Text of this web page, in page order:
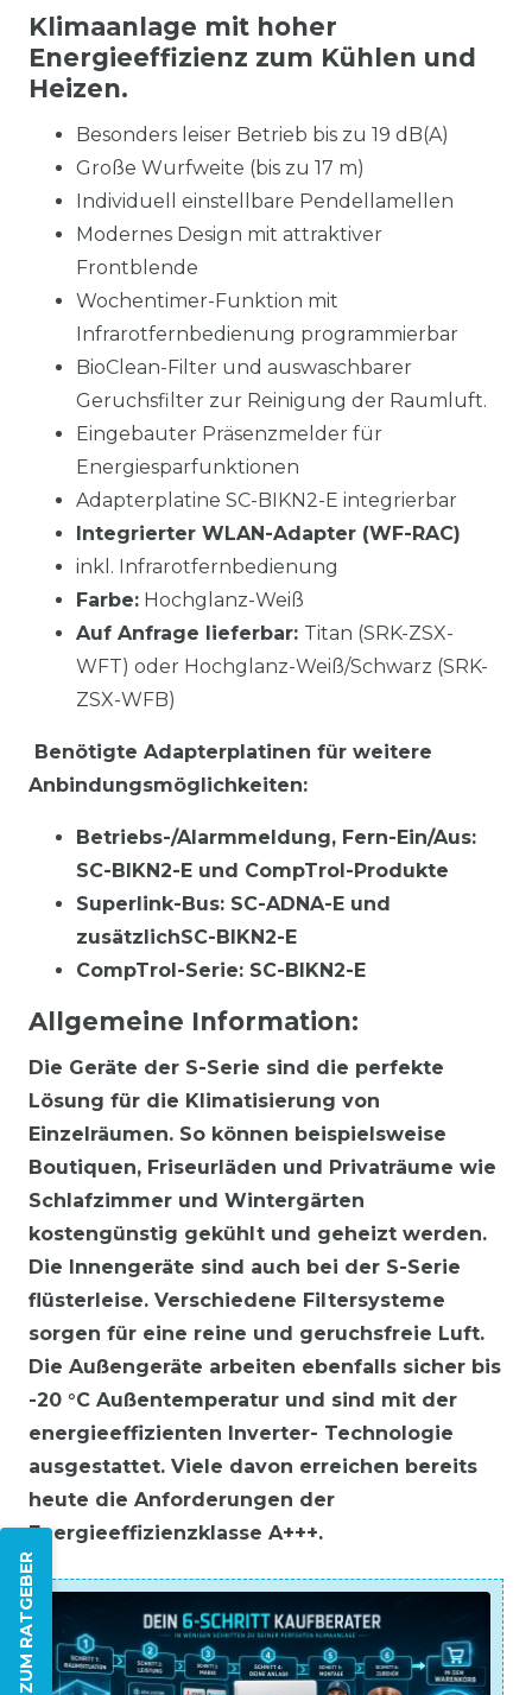
ZUM RATGEBER
Klimaanlage mit hoher
Energieeffizienz zum Kühlen und
Heizen.
Besonders leiser Betrieb bis zu 19 dB(A)
Große Wurfweite (bis zu 17 m)
Individuell einstellbare Pendellamellen
Modernes Design mit attraktiver
Frontblende
Wochentimer-Funktion mit
Infrarotfernbedienung programmierbar
BioClean-Filter und auswaschbarer
Geruchsfilter zur Reinigung der Raumluft.
Eingebauter Präsenzmelder für
Energiesparfunktionen
Adapterplatine SC-BIKN2-E integrierbar
Integrierter WLAN-Adapter (WF-RAC)
inkl. Infrarotfernbedienung
Farbe: Hochglanz-Weiß
Auf Anfrage lieferbar: Titan (SRK-ZSX-
WFT) oder Hochglanz-Weiß/Schwarz (SRK-
ZSX-WFB)
Benötigte Adapterplatinen für weitere
Anbindungsmöglichkeiten:
Betriebs-/Alarmmeldung, Fern-Ein/Aus:
SC-BIKN2-E und CompTrol-Produkte
Superlink-Bus: SC-ADNA-E und
zusätzlichSC-BIKN2-E
CompTrol-Serie: SC-BIKN2-E
Allgemeine Information:
Die Geräte der S-Serie sind die perfekte
Lösung für die Klimatisierung von
Einzelräumen. So können beispielsweise
Boutiquen, Friseurläden und Privaträume wie
Schlafzimmer und Wintergärten
kostengünstig gekühlt und geheizt werden.
Die Innengeräte sind auch bei der S-Serie
flüsterleise. Verschiedene Filtersysteme
sorgen für eine reine und geruchsfreie Luft.
Die Außengeräte arbeiten ebenfalls sicher bis
-20 °C Außentemperatur und sind mit der
energieeffizienten Inverter- Technologie
ausgestattet. Viele davon erreichen bereits
heute die Anforderungen der
Energieeffizienzklasse A+++.